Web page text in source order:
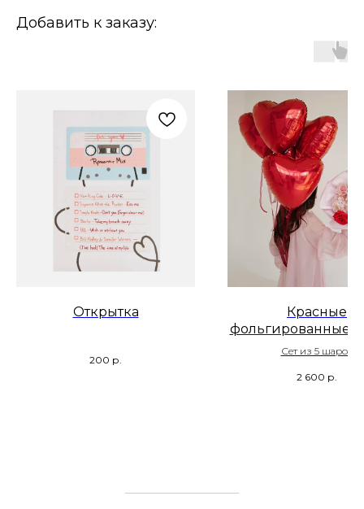
Добавить к заказу:
Открытка
200 р.
Красные
фольгированные
Сет из 5 шаров
2 600 р.